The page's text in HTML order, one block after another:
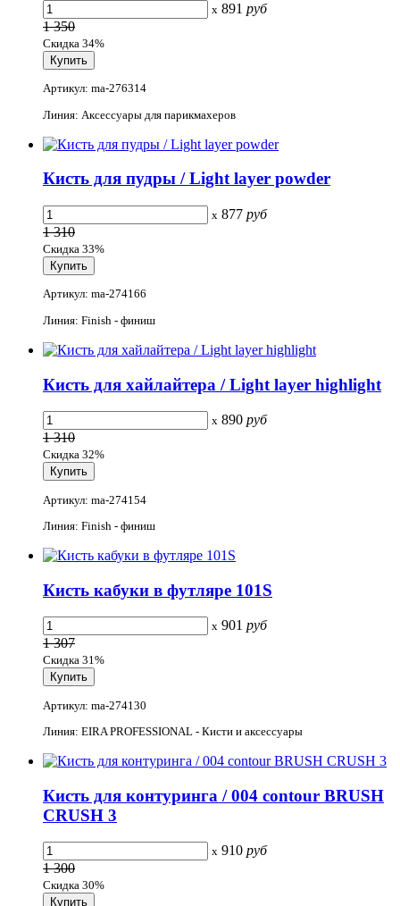
x 891 руб
1 350
Скидка 34%
Артикул: ma-276314
Линия: Аксессуары для парикмахеров
Кисть для пудры / Light layer powder
x 877 руб
1 310
Скидка 33%
Артикул: ma-274166
Линия: Finish - финиш
Кисть для хайлайтера / Light layer highlight
x 890 руб
1 310
Скидка 32%
Артикул: ma-274154
Линия: Finish - финиш
Кисть кабуки в футляре 101S
x 901 руб
1 307
Скидка 31%
Артикул: ma-274130
Линия: EIRA PROFESSIONAL - Кисти и аксессуары
Кисть для контуринга / 004 contour BRUSH
CRUSH 3
x 910 руб
1 300
Скидка 30%